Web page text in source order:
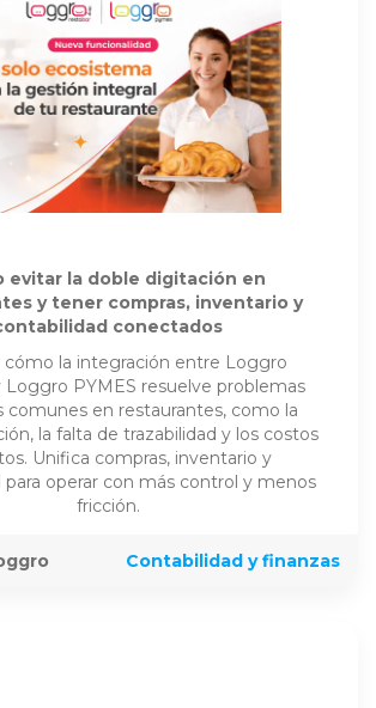
evitar la doble digitación en
y tener compras, inventario y
conectados
cómo la integración entre Loggro
Loggro PYMES resuelve problemas
comunes en restaurantes, como la
la falta de trazabilidad y los costos
Unifica compras, inventario y
para operar con más control y menos
fricción.
Contabilidad y finanzas